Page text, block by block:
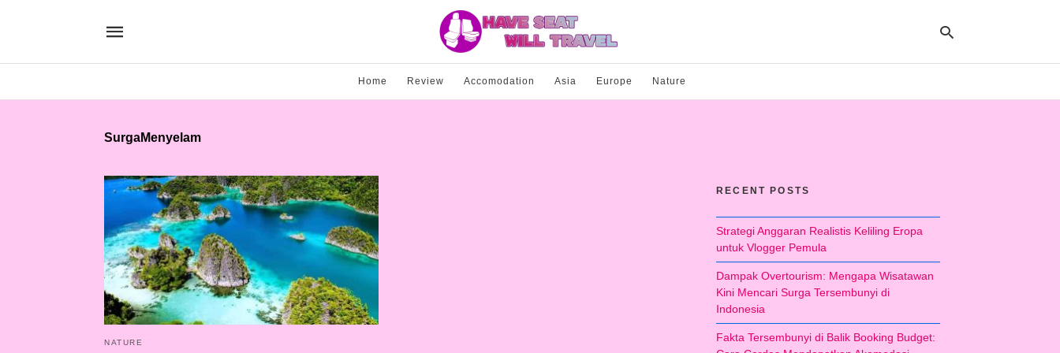
Home Review Accomodation Asia Europe Nature
SurgaMenyelam
NATURE
RECENT POSTS
Strategi Anggaran Realistis Keliling Eropa
untuk Vlogger Pemula
Dampak Overtourism: Mengapa Wisatawan
Kini Mencari Surga Tersembunyi di
Indonesia
Fakta Tersembunyi di Balik Booking Budget: